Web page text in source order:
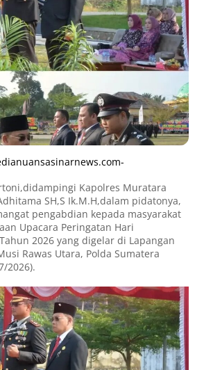
Kapolres Muratara
SH,S Ik.M.H,dalam pidatonya,
pengabdian kepada masyarakat
Upacara Peringatan Hari
2026 yang digelar di Lapangan
Rawas Utara, Polda Sumatera
2026).